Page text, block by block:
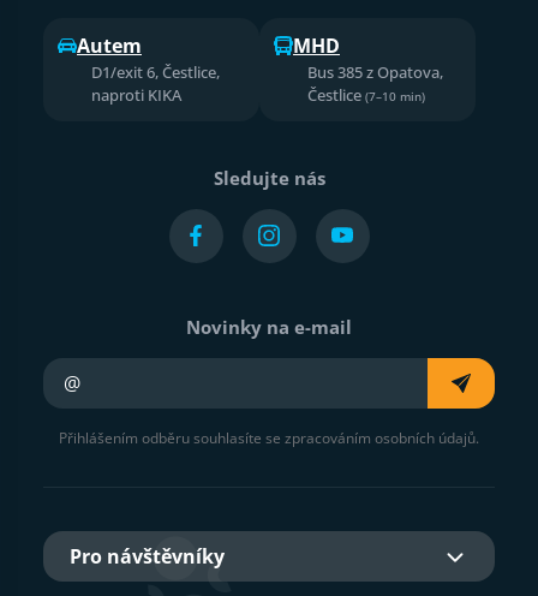
Autem
D1/exit 6, Čestlice,
naproti KIKA
MHD
Bus 385 z Opatova,
Čestlice (7–10 min)
Sledujte nás
Novinky na e-mail
Přihlášením odběru souhlasíte se zpracováním osobních údajů.
Pro návštěvníky